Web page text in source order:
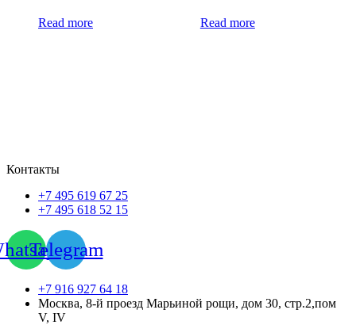
Read more Read more
Контакты
+7 495 619 67 25
+7 495 618 52 15
Telegram
+7 916 927 64 18
Москва, 8-й проезд Марьиной рощи, дом 30, стр.2,пом
V, IV